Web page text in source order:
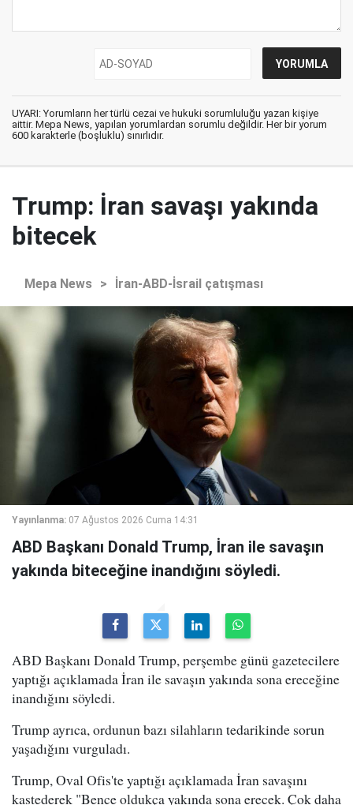
UYARI: Yorumların her türlü cezai ve hukuki sorumluluğu yazan kişiye
aittir. Mepa News, yapılan yorumlardan sorumlu değildir. Her bir yorum
600 karakterle (boşluklu) sınırlıdır.
Trump: İran savaşı yakında
bitecek
Mepa News > İran-ABD-İsrail çatışması
Yayınlanma: 07 Ağustos 2026 Cuma 14:31
ABD Başkanı Donald Trump, İran ile savaşın
yakında biteceğine inandığını söyledi.
ABD Başkanı Donald Trump, perşembe günü gazetecilere
yaptığı açıklamada İran ile savaşın yakında sona ereceğine
inandığını söyledi.
Trump ayrıca, ordunun bazı silahların tedarikinde sorun
yaşadığını vurguladı.
Trump, Oval Ofis'te yaptığı açıklamada İran savaşını
kastederek "Bence oldukça yakında sona erecek. Çok daha